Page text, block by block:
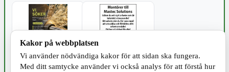
SPORT
Kakor på webbplatsen
Vi använder nödvändiga kakor för att sidan ska fungera.
Med ditt samtycke använder vi också analys för att förstå hur